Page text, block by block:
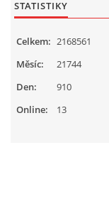
STATISTIKY
Online: 13
Celkem: 2168561
Měsíc:
21744
Den:
910